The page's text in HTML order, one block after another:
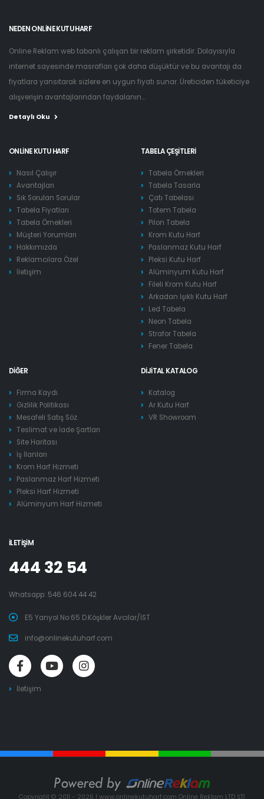
NEDEN ONLINE KUTU HARF
Online Reklam web tabanlı çalışan bir reklam şirketidir. Dolayısıyla
internet sayesinde masrafları çok daha düşüktür ve bu avantajı da
fiyatlara yansıtarak sizlere en uygun fiyatı sunar. Üreticiden tüketiciye
alışverişin avantajlarından faydalanın...
Detaylı Oku
ONLINE KUTU HARF
Nasıl Çalışır
Avantajları
Sık Sorulan Sorular
Tabela Fiyatları
Tabela Örnekleri
Müşteri Yorumları
Hakkımızda
Reklamcılara Özel
İletişim
TABELA ÇEŞITLERI
Tabela Örnekleri
Tabela Tasarla
Çatı Tabelası
Totem Tabela
Pilon Tabela
Krom Kutu Harf
Paslanmaz Kutu Harf
Pleksi Kutu Harf
Alüminyum Kutu Harf
Fileli Krom Kutu Harf
Arkadan Işıklı Kutu Harf
Led Tabela
Neon Tabela
Strafor Tabela
Fener Tabela
DIĞER
Firma Kaydı
Gizlilik Politikası
Mesafeli Satış Söz.
Teslimat ve İade Şartları
Site Haritası
İş İlanları
Krom Harf Hizmeti
Paslanmaz Harf Hizmeti
Pleksi Harf Hizmeti
Alüminyum Harf Hizmeti
DIJITAL KATALOG
Katalog
Ar Kutu Harf
VR Showroom
İLETIŞIM
444 32 54
Whatsapp: 546 604 44 42
E5 Yanyol No:65 D.Köşkler Avcılar/İST
info@onlinekutuharf.com
İletişim
Copyright © 2011 - 2026 | www.onlinekutuharf.com Online Reklam LTD ŞTİ